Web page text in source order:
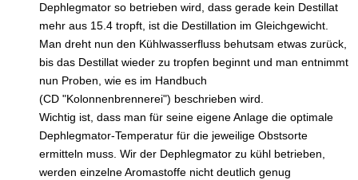
Dephlegmator so betrieben wird, dass gerade kein Destillat
mehr aus 15.4 tropft, ist die Destillation im Gleichgewicht.
Man dreht nun den Kühlwasserfluss behutsam etwas zurück,
bis das Destillat wieder zu tropfen beginnt und man entnimmt
nun Proben, wie es im Handbuch
(CD "Kolonnenbrennerei") beschrieben wird.
Wichtig ist, dass man für seine eigene Anlage die optimale
Dephlegmator-Temperatur für die jeweilige Obstsorte
ermitteln muss. Wir der Dephlegmator zu kühl betrieben,
werden einzelne Aromastoffe nicht deutlich genug